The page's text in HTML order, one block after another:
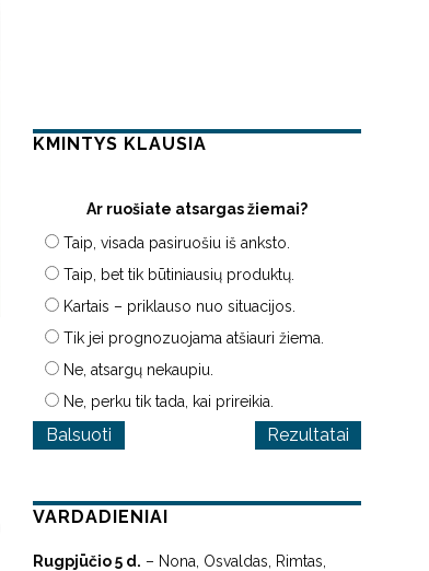
KMINTYS KLAUSIA
Ar ruošiate atsargas žiemai?
Taip, visada pasiruošiu iš anksto.
Taip, bet tik būtiniausių produktų.
Kartais – priklauso nuo situacijos.
Tik jei prognozuojama atšiauri žiema.
Ne, atsargų nekaupiu.
Ne, perku tik tada, kai prireikia.
Rezultatai
VARDADIENIAI
Rugpjūčio 5 d. – Nona, Osvaldas, Rimtas,